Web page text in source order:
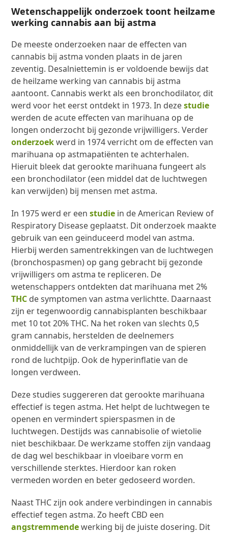
Wetenschappelijk onderzoek toont heilzame
werking cannabis aan bij astma
De meeste onderzoeken naar de effecten van
cannabis bij astma vonden plaats in de jaren
zeventig. Desalniettemin is er voldoende bewijs dat
de heilzame werking van cannabis bij astma
aantoont. Cannabis werkt als een bronchodilator, dit
werd voor het eerst ontdekt in 1973. In dezestudie
werden de acute effecten van marihuana op de
longen onderzocht bij gezonde vrijwilligers. Verder
onderzoekwerd in 1974 verricht om de effecten van
marihuana op astmapatiënten te achterhalen.
Hieruit bleek dat gerookte marihuana fungeert als
een bronchodilator (een middel dat de luchtwegen
kan verwijden) bij mensen met astma.
In 1975 werd er eenstudie in de American Review of
Respiratory Disease geplaatst. Dit onderzoek maakte
gebruik van een geïnduceerd model van astma.
Hierbij werden samentrekkingen van de luchtwegen
(bronchospasmen) op gang gebracht bij gezonde
vrijwilligers om astma te repliceren. De
wetenschappers ontdekten dat marihuana met 2%
THC de symptomen van astma verlichtte. Daarnaast
zijn er tegenwoordig cannabisplanten beschikbaar
met 10 tot 20% THC. Na het roken van slechts 0,5
gram cannabis, herstelden de deelnemers
onmiddellijk van de verkrampingen van de spieren
rond de luchtpijp. Ook de hyperinflatie van de
longen verdween.
Deze studies suggereren dat gerookte marihuana
effectief is tegen astma. Het helpt de luchtwegen te
openen en vermindert spierspasmen in de
luchtwegen. Destijds was cannabisolie of wietolie
niet beschikbaar. De werkzame stoffen zijn vandaag
de dag wel beschikbaar in vloeibare vorm en
verschillende sterktes. Hierdoor kan roken
vermeden worden en beter gedoseerd worden.
Naast THC zijn ook andere verbindingen in cannabis
effectief tegen astma. Zo heeft CBD een
angstremmendewerking bij de juiste dosering. Dit